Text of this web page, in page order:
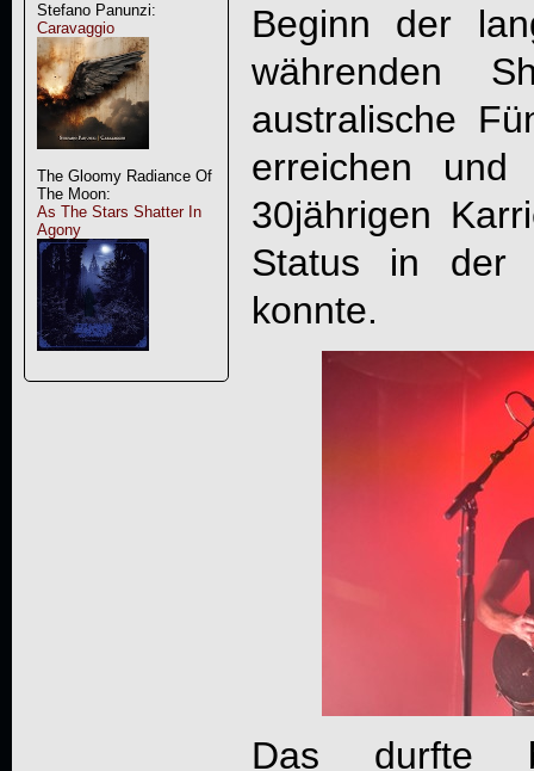
Stefano Panunzi:
Caravaggio
The Gloomy Radiance Of
The Moon:
As The Stars Shatter In
Agony
Beginn der
währenden
australische
erreichen
30jährigen
Status in der
konnte.
Das durfte